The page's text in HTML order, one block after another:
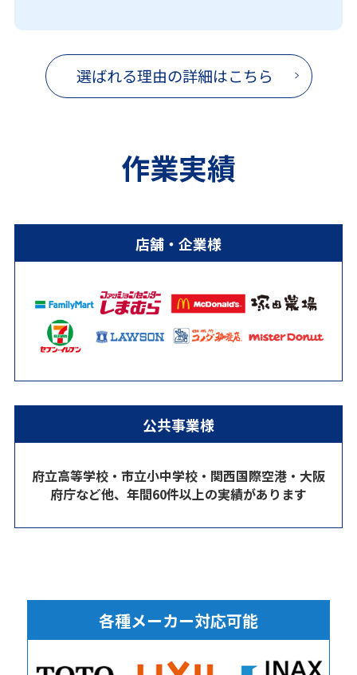
選ばれる理由の詳細はこちら
作業実績
店舗・企業様
公共事業様
府立高等学校・市立小中学校・関西国際空港・大阪
府庁など他、年間60件以上の実績があります
各種メーカー対応可能